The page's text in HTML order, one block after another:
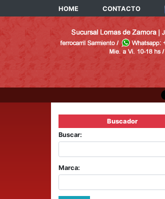
HOME CONTACTO
Buscador
Buscar:
Marca: